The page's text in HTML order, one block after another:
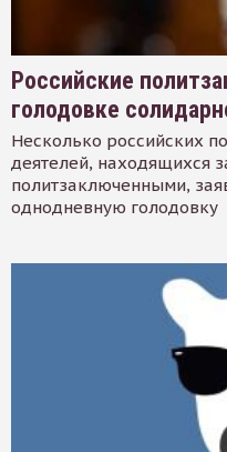
Российские
голодовке
Несколько российских
деятелей, находящихся
политзаключенными,
однодневную голодовку